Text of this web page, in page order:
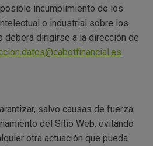
incumplimiento de los
o industrial sobre los
deberá dirigirse a la dirección de
salvo causas de fuerza
del Sitio Web, evitando
otra actuación que pueda